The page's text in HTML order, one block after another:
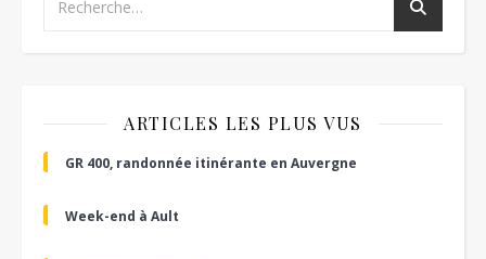
ARTICLES LES PLUS VUS
GR 400, randonnée itinérante en Auvergne
Week-end à Ault